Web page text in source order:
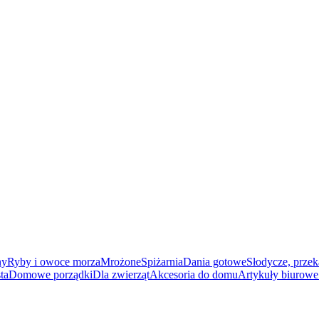
Ryby i owoce morzaMrożoneSpiżarniaDania gotoweSłodycze,
Domowe porządkiDla zwierzątAkcesoria do domuArtykuły